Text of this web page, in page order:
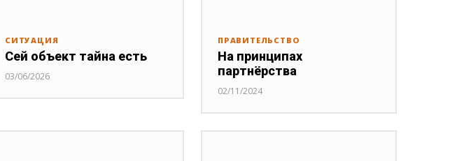
СИТУАЦИЯ
Сей объект тайна есть
03/06/2026
ПРАВИТЕЛЬСТВО
На принципах
партнёрства
02/11/2024